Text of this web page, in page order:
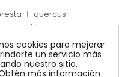
quercus
mosca blanca
dosis
ynject
comprar
xilemax
cookies para mejorar
un servicio más
nuestro sitio,
más información